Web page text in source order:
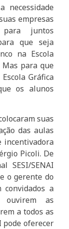
necessidade
empresas
juntos
que seja
na Escola
Mas para que
Gráfica
os alunos
suas
das aulas
incentivadora
Picoli. De
SESI/SENAI
o gerente do
convidados a
as
a todos as
pode oferecer